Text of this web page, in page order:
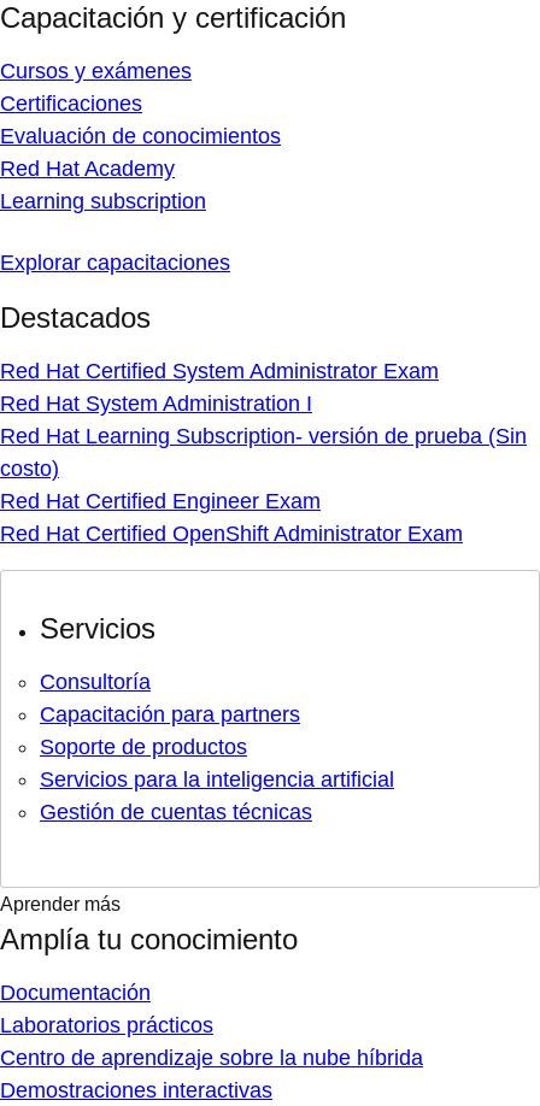
Capacitación y certificación
Cursos y exámenes
Certificaciones
Evaluación de conocimientos
Red Hat Academy
Learning subscription
Explorar capacitaciones
Destacados
Red Hat Certified System Administrator Exam
Red Hat System Administration I
Red Hat Learning Subscription- versión de prueba (Sin
costo)
Red Hat Certified Engineer Exam
Red Hat Certified OpenShift Administrator Exam
Servicios
Consultoría
Capacitación para partners
Soporte de productos
Servicios para la inteligencia artificial
Gestión de cuentas técnicas
Aprender más
Amplía tu conocimiento
Documentación
Laboratorios prácticos
Centro de aprendizaje sobre la nube híbrida
Demostraciones interactivas